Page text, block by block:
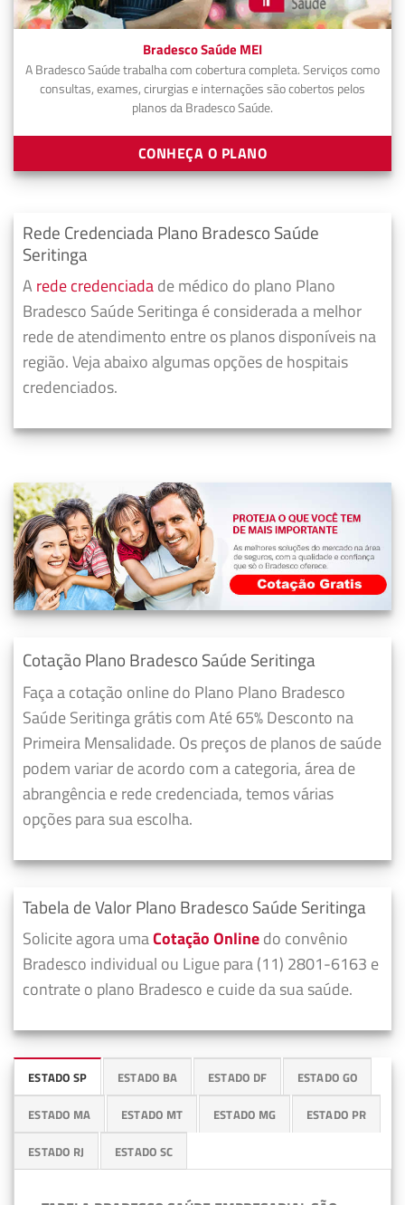
Bradesco Saúde MEI
A Bradesco Saúde trabalha com cobertura completa. Serviços como
consultas, exames, cirurgias e internações são cobertos pelos
planos da Bradesco Saúde.
CONHEÇA O PLANO
Rede Credenciada Plano Bradesco Saúde
Seritinga
A rede credenciadade médico do plano Plano
Bradesco Saúde Seritinga é considerada a melhor
rede de atendimento entre os planos disponíveis na
região. Veja abaixo algumas opções de hospitais
credenciados.
Cotação Plano Bradesco Saúde Seritinga
Faça a cotação online do Plano Plano Bradesco
Saúde Seritinga grátis com Até 65% Desconto na
Primeira Mensalidade. Os preços de planos de saúde
podem variar de acordo com a categoria, área de
abrangência e rede credenciada, temos várias
opções para sua escolha.
Tabela de Valor Plano Bradesco Saúde Seritinga
Solicite agora umaCotação Onlinedo convênio
Bradesco individual ou Ligue para (11) 2801-6163 e
contrate o plano Bradesco e cuide da sua saúde.
ESTADO SP ESTADO BA ESTADO DF ESTADO GO
ESTADO MA ESTADO MT ESTADO MG ESTADO PR
ESTADO RJ ESTADO SC